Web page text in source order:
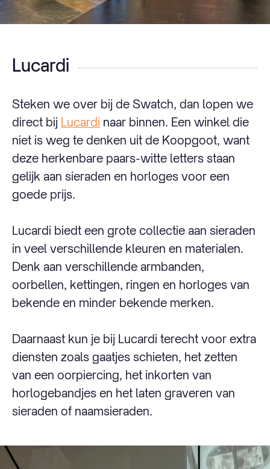
Lucardi
Steken we over bij de Swatch, dan lopen we
direct bij Lucardi naar binnen. Een winkel die
niet is weg te denken uit de Koopgoot, want
deze herkenbare paars-witte letters staan
gelijk aan sieraden en horloges voor een
goede prijs.
Lucardi biedt een grote collectie aan sieraden
in veel verschillende kleuren en materialen.
Denk aan verschillende armbanden,
oorbellen, kettingen, ringen en horloges van
bekende en minder bekende merken.
Daarnaast kun je bij Lucardi terecht voor extra
diensten zoals gaatjes schieten, het zetten
van een oorpiercing, het inkorten van
horlogebandjes en het laten graveren van
sieraden of naamsieraden.